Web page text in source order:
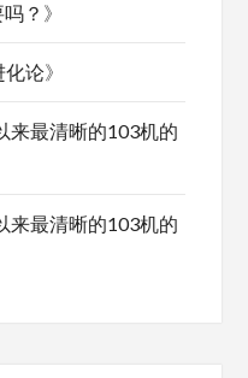
？ 》
化论》
来最清晰的103机的
来最清晰的103机的